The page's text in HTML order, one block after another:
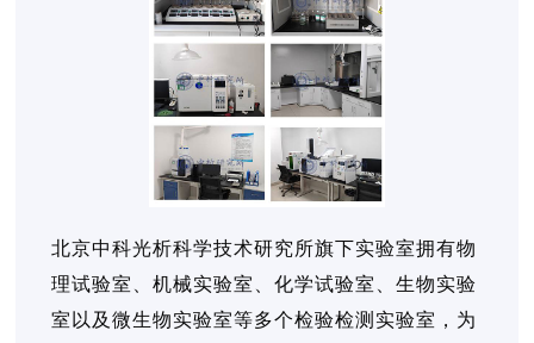
北京中科光析科学技术研究所旗下实验室拥有物
理试验室、机械实验室、化学试验室、生物实验
室以及微生物实验室等多个检验检测实验室，为